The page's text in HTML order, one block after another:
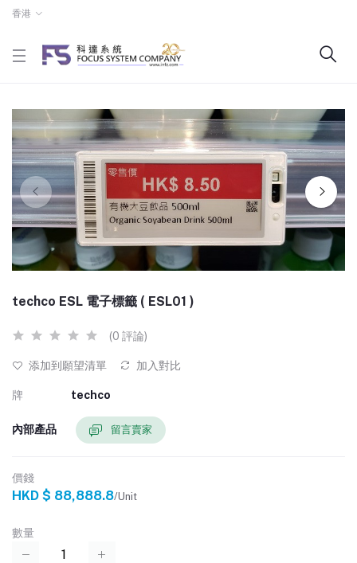
香港
techco ESL 電子標籤 ( ESL01 )
(0 評論)
添加到願望清單 加入對比
牌 techco
內部產品 留言賣家
價錢
HKD $ 88,888.8/Unit
數量